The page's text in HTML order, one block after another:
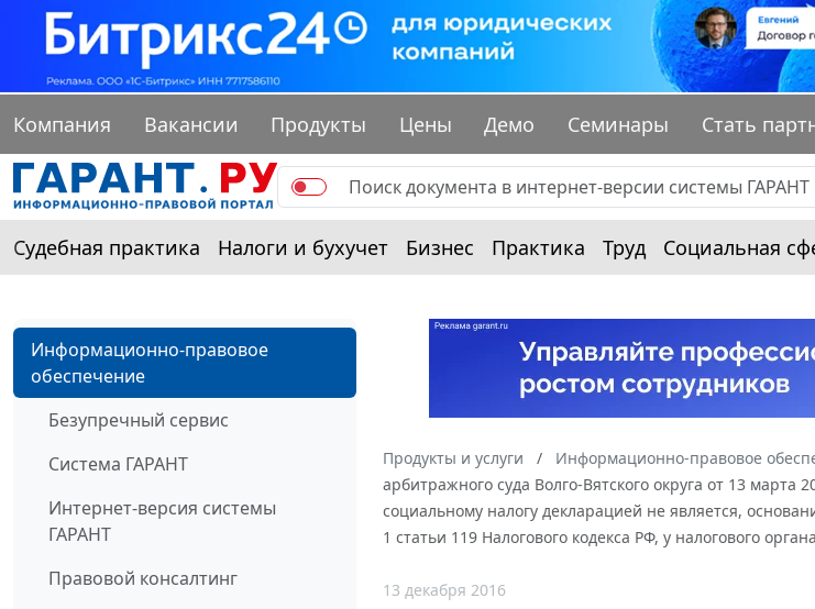
Компания Вакансии Продукты Цены Демо Семинары Стать
Судебная практика Налоги и бухучет Бизнес Практика Труд Социальная
Информационно-правовое
обеспечение
Безупречный сервис
Система ГАРАНТ
Интернет-версия системы
ГАРАНТ
Правовой консалтинг
Продукты и услуги Информационно-правовое
арбитражного суда Волго-Вятского округа от 13
социальному налогу декларацией не является,
1 статьи 119 Налогового кодекса РФ, у налогового
13 декабря 2016